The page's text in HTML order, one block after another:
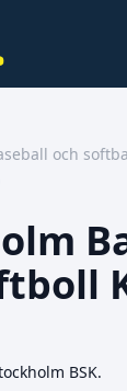
och
BSK.